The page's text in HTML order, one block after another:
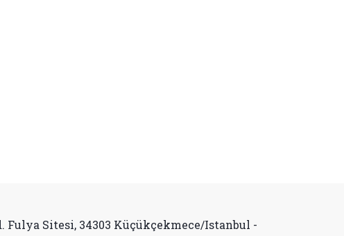
Fulya Sitesi, 34303 Küçükçekmece/Istanbul -